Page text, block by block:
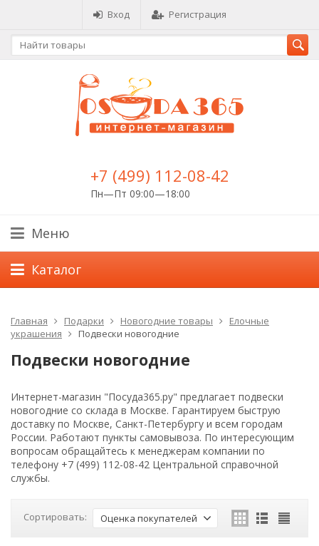
Вход Регистрация
+7 (499) 112-08-42
Пн—Пт 09:00—18:00
Меню
Каталог
Главная Подарки Новогодние товары
Елочные
украшения
Подвески новогодние
Подвески новогодние
Интернет-магазин "Посуда365.ру" предлагает подвески
новогодние со склада в Москве. Гарантируем быструю
доставку по Москве, Санкт-Петербургу и всем городам
России. Работают пункты самовывоза. По интересующим
вопросам обращайтесь к менеджерам компании по
телефону +7 (499) 112-08-42 Центральной справочной
службы.
Сортировать: Оценка покупателей